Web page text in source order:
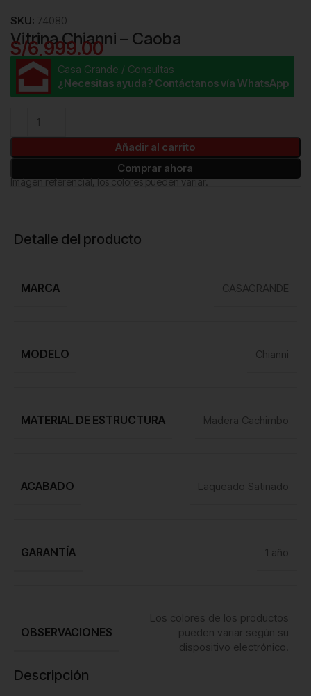
Vitrina Chianni – Caoba
SKU: 74080
S/6,999.00
Casa Grande / Consultas
¿Necesitas ayuda? Contáctanos vía WhatsApp
Añadir al carrito
Comprar ahora
Imágen referencial, los colores pueden variar.
Detalle del producto
MARCA CASAGRANDE
MODELO Chianni
MATERIAL DE ESTRUCTURA Madera Cachimbo
ACABADO Laqueado Satinado
GARANTÍA 1 año
OBSERVACIONES
Los colores de los productos
pueden variar según su
dispositivo electrónico.
Descripción